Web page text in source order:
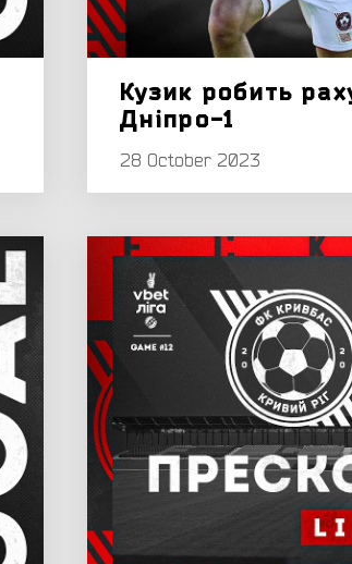
Кузик робить
Дніпро-1
28 October 2023